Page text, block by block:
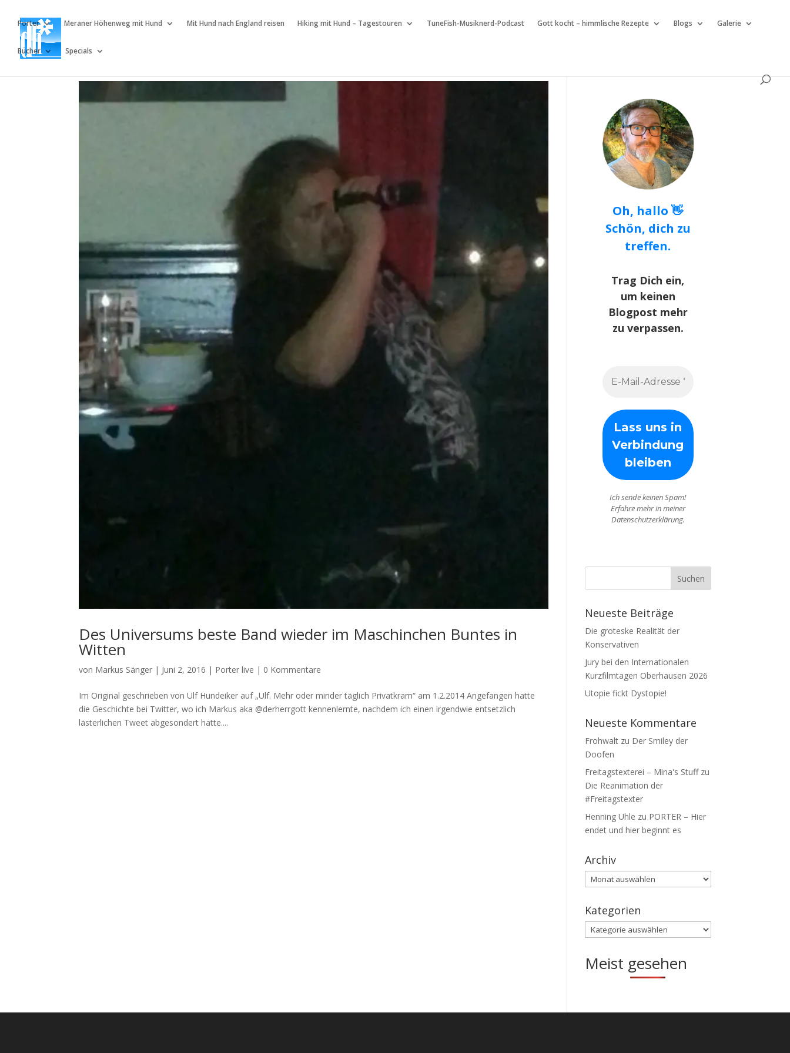
Porter Meraner Höhenweg mit Hund Mit Hund nach England reisen Hiking mit Hund – Tagestouren TuneFish-Musiknerd-Podcast Gott kocht – himmlische Rezepte Blogs Galerie
Bücher Specials
Des Universums beste Band wieder im Maschinchen Buntes in
Witten
von Markus Sänger | Juni 2, 2016 | Porter live | 0 Kommentare
Im Original geschrieben von Ulf Hundeiker auf „Ulf. Mehr oder minder täglich Privatkram“ am 1.2.2014 Angefangen hatte
die Geschichte bei Twitter, wo ich Markus aka @derherrgott kennenlernte, nachdem ich einen irgendwie entsetzlich
lästerlichen Tweet abgesondert hatte....
Oh, hallo 👋
Schön, dich zu
treffen.
Trag Dich ein,
um keinen
Blogpost mehr
zu verpassen.
Ich sende keinen Spam!
Erfahre mehr in meiner
Datenschutzerklärung.
Neueste Beiträge
Die groteske Realität der
Konservativen
Jury bei den Internationalen
Kurzfilmtagen Oberhausen 2026
Utopie fickt Dystopie!
Neueste Kommentare
Frohwaltzu Der Smiley der
Doofen
Freitagstexterei – Mina's Stuffzu
Die Reanimation der
#Freitagstexter
Henning Uhle zu PORTER – Hier
endet und hier beginnt es
Archiv
Archiv
Kategorien
Kategorien
Meist gesehen